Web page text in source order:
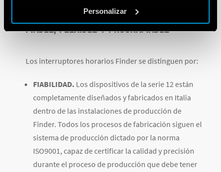
Personalizar
FIABLE, FLEXIBLE Y PROGRAMABLE
Los interruptores horarios Finder se distinguen por:
FIABILIDAD. Los dispositivos de la serie 12 están
completamente diseñados y fabricados en Italia
dentro de las instalaciones de producción de
Finder. Todos los procesos de fabricación siguen el
sistema de producción dictado por la norma
ISO9001, capaz de certificar la calidad y precisión
durante el proceso de producción que debe tener